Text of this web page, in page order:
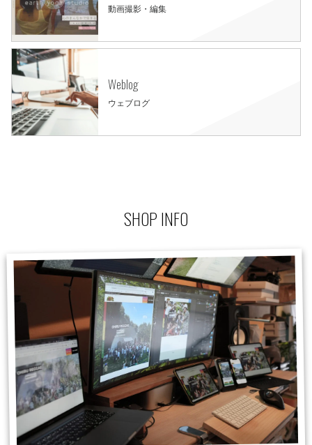
動画撮影・編集
Weblog
ウェブログ
SHOP INFO